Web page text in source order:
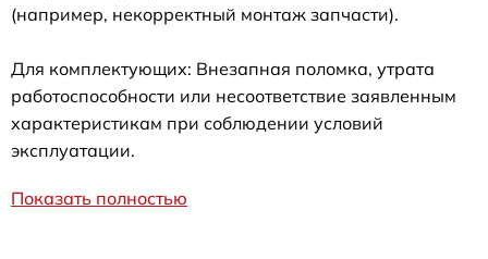
(например, некорректный монтаж запчасти).
Для комплектующих: Внезапная поломка, утрата
работоспособности или несоответствие заявленным
характеристикам при соблюдении условий
эксплуатации.
Показать полностью